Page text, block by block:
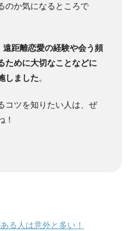
のか気になるところで
距離恋愛の経験や会う頻
ために大切なことなどに
しました。
コツを知りたい人は、ぜ
！
る人は意外と多い！